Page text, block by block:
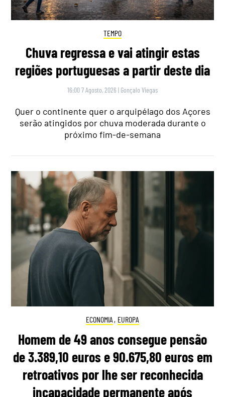
TEMPO
Chuva regressa e vai atingir estas
regiões portuguesas a partir deste dia
16:00 7 Agosto, 2026 | Gonçalo Viegas
Quer o continente quer o arquipélago dos Açores
serão atingidos por chuva moderada durante o
próximo fim-de-semana
ECONOMIA , EUROPA
Homem de 49 anos consegue pensão
de 3.389,10 euros e 90.675,80 euros em
retroativos por lhe ser reconhecida
incapacidade permanente após